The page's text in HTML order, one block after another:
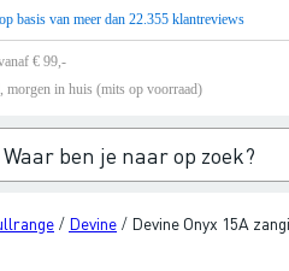
op basis van meer dan 22.355 klantreviews
€ 99,-
morgen in huis (mits op voorraad)
/ Devine / Devine Onyx 15A